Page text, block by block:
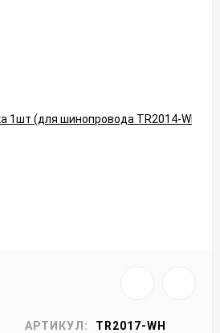
АРТИКУЛ: TR2017-WH